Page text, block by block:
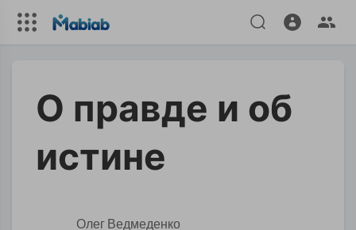
О правде и об
истине
Олег Ведмеденко